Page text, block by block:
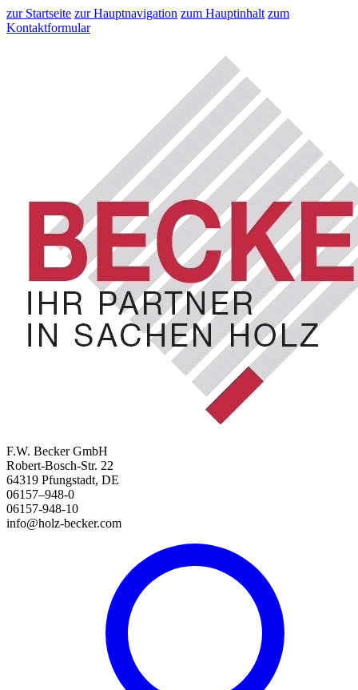
zur Startseite zur Hauptnavigation zum Hauptinhalt zum
Kontaktformular
F.W. Becker GmbH
Robert-Bosch-Str. 22
64319 Pfungstadt, DE
06157–948-0
06157-948-10
info@holz-becker.com